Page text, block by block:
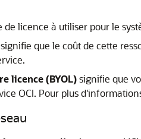
de licence à utiliser pour le
signifie que le coût de cette
licence (BYOL)signifie que
OCI. Pour plus